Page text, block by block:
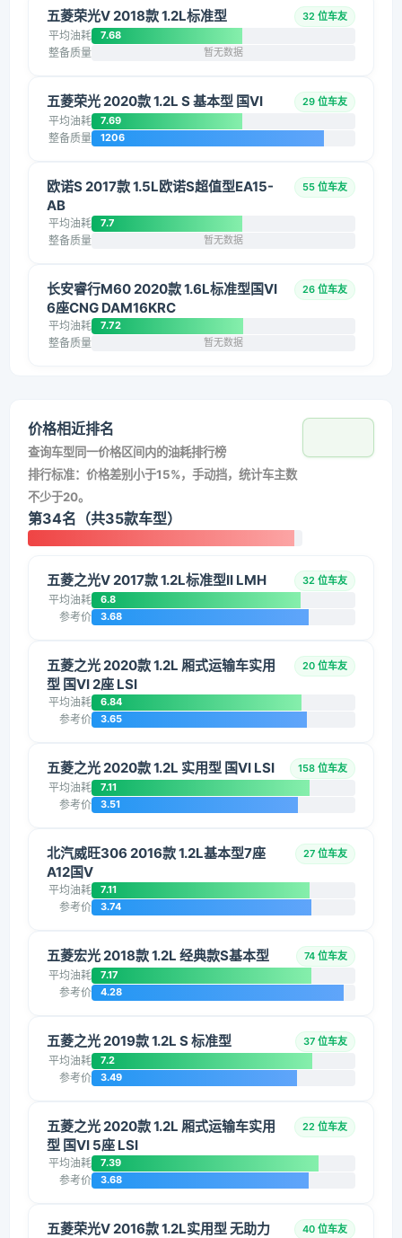
五菱荣光V 2018款 1.2L标准型 32 位车友
平均油耗 7.68
整备质量 暂无数据
五菱荣光 2020款 1.2L S 基本型 国VI 29 位车友
平均油耗 7.69
整备质量 1206
欧诺S 2017款 1.5L欧诺S超值型EA15-
AB
55 位车友
平均油耗 7.7
整备质量 暂无数据
长安睿行M60 2020款 1.6L标准型国VI
6座CNG DAM16KRC
26 位车友
平均油耗 7.72
整备质量 暂无数据
价格相近排名
查询车型同一价格区间内的油耗排行榜
排行标准：价格差别小于15%，手动挡，统计车主数
不少于20。
第34名（共35款车型）
五菱之光V 2017款 1.2L标准型II LMH 32 位车友
平均油耗 6.8
参考价 3.68
五菱之光 2020款 1.2L 厢式运输车实用
型 国VI 2座 LSI
20 位车友
平均油耗 6.84
参考价 3.65
五菱之光 2020款 1.2L 实用型 国VI LSI 158 位车友
平均油耗 7.11
参考价 3.51
北汽威旺306 2016款 1.2L基本型7座
A12国V
27 位车友
平均油耗 7.11
参考价 3.74
五菱宏光 2018款 1.2L 经典款S基本型 74 位车友
平均油耗 7.17
参考价 4.28
五菱之光 2019款 1.2L S 标准型 37 位车友
平均油耗 7.2
参考价 3.49
五菱之光 2020款 1.2L 厢式运输车实用
型 国VI 5座 LSI
22 位车友
平均油耗 7.39
参考价 3.68
五菱荣光V 2016款 1.2L实用型 无助力 40 位车友